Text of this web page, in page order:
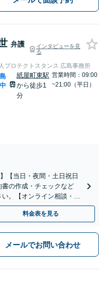
弁護
インタビューを見
る
プロテクトスタンス 広島事務所
紙屋町東駅
から徒歩1
分
営業時間：09:00
~21:00（平日）
【当日・夜間・土日祝日
の作成・チェックなど
。【オンライン相談・電
料金表を見る
メールでお問い合わせ